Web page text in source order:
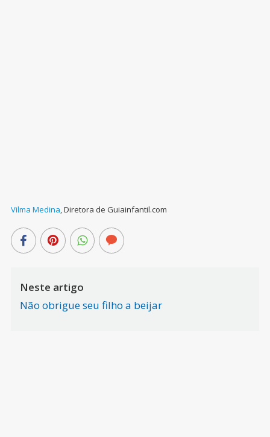
Vilma Medina,Diretora de Guiainfantil.com
Neste artigo
Não obrigue seu filho a beijar